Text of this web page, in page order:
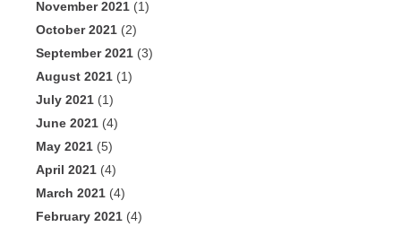
November 2021 (1)
October 2021 (2)
September 2021 (3)
August 2021 (1)
July 2021 (1)
June 2021 (4)
May 2021 (5)
April 2021 (4)
March 2021 (4)
February 2021 (4)